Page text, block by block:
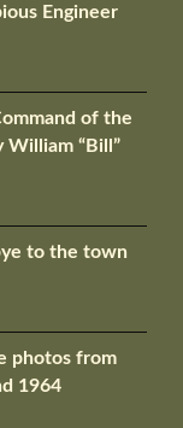
Engineer
of the
William “Bill”
to the town
photos from
1964